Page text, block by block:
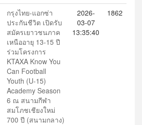
กรุงไทย-แอกซ่า
ประกันชีวิต เปิดรับ
สมัครเยาวชนภาค
เหนืออายุ 13-15 ปี
ร่วมโครงการ
KTAXA Know You
Can Football
Youth (U-15)
Academy Season
6 ณ สนามกีฬา
สมโภชเชียงใหม่
700 ปี (สนามกลาง)
2026-
03-07
13:35:40
1862